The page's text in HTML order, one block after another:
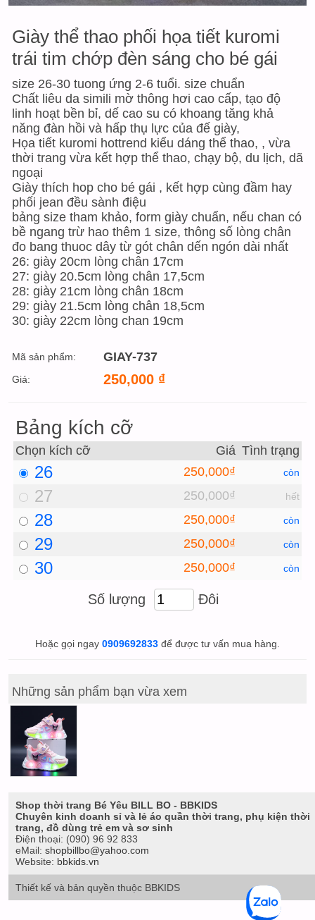
Giày thể thao phối họa tiết kuromi
trái tim chớp đèn sáng cho bé gái
size 26-30 tuong ứng 2-6 tuổi. size chuẩn
Chất liêu da simili mờ thông hơi cao cấp, tạo độ
linh hoạt bền bỉ, dế cao su có khoang tăng khả
năng đàn hồi và hấp thụ lực của đế giày,
Họa tiết kuromi hottrend kiểu dáng thể thao, , vừa
thời trang vừa kết hợp thể thao, chạy bộ, du lịch, dã
ngoại
Giày thích hop cho bé gái , kết hợp cùng đầm hay
phối jean đều sành điệu
bảng size tham khảo, form giày chuẩn, nếu chan có
bề ngang trừ hao thêm 1 size, thông số lòng chân
đo bang thuoc dây từ gót chân dến ngón dài nhất
26: giày 20cm lòng chân 17cm
27: giày 20.5cm lòng chân 17,5cm
28: giày 21cm lòng chân 18cm
29: giày 21.5cm lòng chân 18,5cm
30: giày 22cm lòng chan 19cm
Mã sản phẩm: GIAY-737
Giá: 250,000₫
Bảng kích cỡ
Chọn kích cỡ Giá Tình trạng
26 250,000₫ còn
27 250,000₫ hết
28 250,000₫ còn
29 250,000₫ còn
30 250,000₫ còn
Số lượng Đôi
Hoặc gọi ngay 0909692833để được tư vấn mua hàng.
Những sản phẩm bạn vừa xem
Shop thời trang Bé Yêu BILL BO - BBKIDS
Chuyên kinh doanh sỉ và lẻ áo quần thời trang, phụ kiện thời
trang, đồ dùng trẻ em và sơ sinh
Điện thoại: (090) 96 92 833
eMail: shopbillbo@yahoo.com
Website: bbkids.vn
Thiết kế và bản quyền thuộc BBKIDS